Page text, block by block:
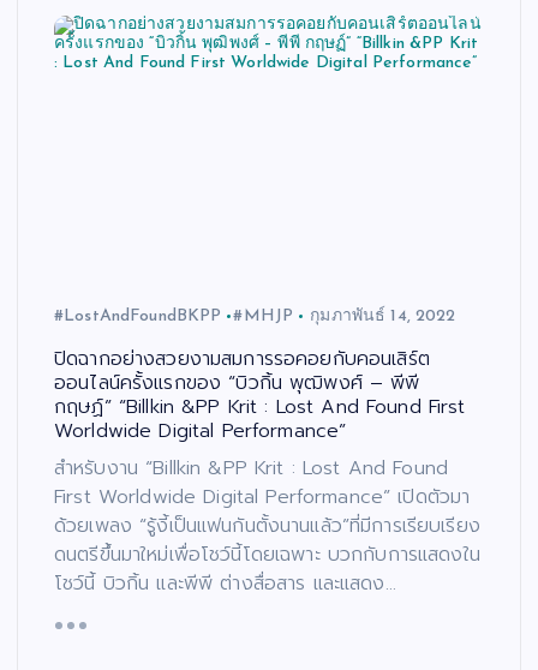
#LostAndFoundBKPP #MHJP กุมภาพันธ์ 14, 2022
ปิดฉากอย่างสวยงามสมการรอคอยกับคอนเสิร์ต
ออนไลน์ครั้งแรกของ “บิวกิ้น พุฒิพงศ์ – พีพี
กฤษฏ์” “Billkin &PP Krit : Lost And Found First
Worldwide Digital Performance”
สำหรับงาน “Billkin &PP Krit : Lost And Found
First Worldwide Digital Performance” เปิดตัวมา
ด้วยเพลง “รู้งี้เป็นแฟนกันตั้งนานแล้ว”ที่มีการเรียบเรียง
ดนตรีขึ้นมาใหม่เพื่อโชว์นี้โดยเฉพาะ บวกกับการแสดงใน
โชว์นี้ บิวกิ้น และพีพี ต่างสื่อสาร และแสดง…